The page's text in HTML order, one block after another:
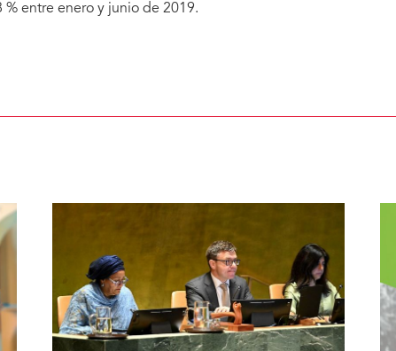
% entre enero y junio de 2019.